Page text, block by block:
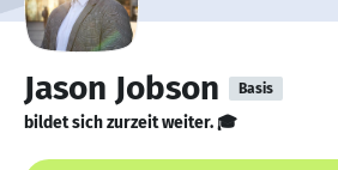
Jason Jobson Basis
bildet sich zurzeit weiter. 🎓